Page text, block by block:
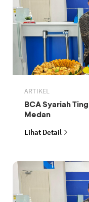
ARTIKEL
BCA Syariah
Medan
Lihat Detail